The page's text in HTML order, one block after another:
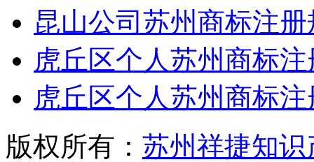
昆山公司苏州商标注
虎丘区个人苏州商标
虎丘区个人苏州商标
版权所有： 苏州祥捷知